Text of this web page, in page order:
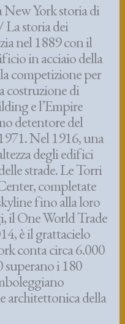
York storia di
La storia dei
nel 1889 con il
in acciaio della
competizione per
costruzione di
e l’Empire
detentore del
Nel 1916, una
degli edifici
strade. Le Torri
completate
fino alla loro
il One World Trade
è il grattacielo
conta circa 6.000
superano i 180
architettonica della